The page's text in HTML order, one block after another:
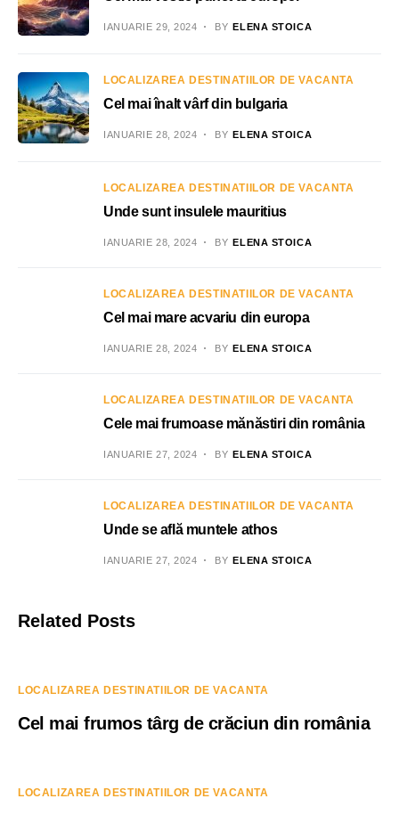
IANUARIE 29, 2024 BY ELENA STOICA
LOCALIZAREA DESTINATIILOR DE VACANTA
Cel mai înalt vârf din bulgaria
IANUARIE 28, 2024 BY ELENA STOICA
LOCALIZAREA DESTINATIILOR DE VACANTA
Unde sunt insulele mauritius
IANUARIE 28, 2024 BY ELENA STOICA
LOCALIZAREA DESTINATIILOR DE VACANTA
Cel mai mare acvariu din europa
IANUARIE 28, 2024 BY ELENA STOICA
LOCALIZAREA DESTINATIILOR DE VACANTA
Cele mai frumoase mănăstiri din românia
IANUARIE 27, 2024 BY ELENA STOICA
LOCALIZAREA DESTINATIILOR DE VACANTA
Unde se află muntele athos
IANUARIE 27, 2024 BY ELENA STOICA
Related Posts
LOCALIZAREA DESTINATIILOR DE VACANTA
Cel mai frumos târg de crăciun din românia
LOCALIZAREA DESTINATIILOR DE VACANTA